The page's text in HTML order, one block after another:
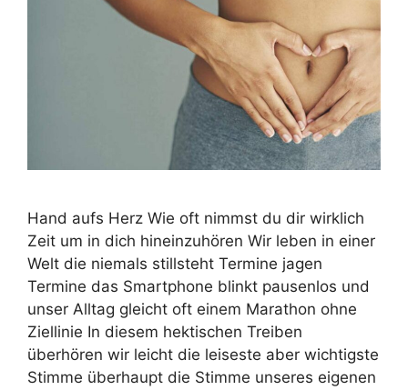
Hand aufs Herz Wie oft nimmst du dir wirklich
Zeit um in dich hineinzuhören Wir leben in einer
Welt die niemals stillsteht Termine jagen
Termine das Smartphone blinkt pausenlos und
unser Alltag gleicht oft einem Marathon ohne
Ziellinie In diesem hektischen Treiben
überhören wir leicht die leiseste aber wichtigste
Stimme überhaupt die Stimme unseres eigenen